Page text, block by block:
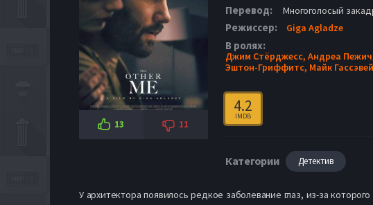
13 11
Перевод: Многоголосый
Режиссер: Giga Agladze
В ролях:
Джим Стёрджесс, Андреа
Эштон-Гриффитс, Майк
4.2
IMDB
Категории Детектив
У архитектора появилось редкое заболевание глаз, из-за